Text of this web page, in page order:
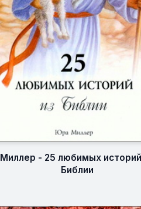
Миллер - 25 любимых
Библии